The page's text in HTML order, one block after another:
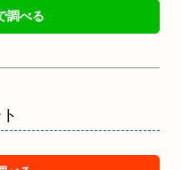
調べる